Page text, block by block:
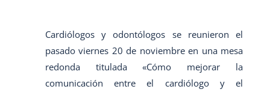
Cardiólogos y odontólogos se reunieron el
pasado viernes 20 de noviembre en una mesa
redonda titulada «Cómo mejorar la
comunicación entre el cardiólogo y el